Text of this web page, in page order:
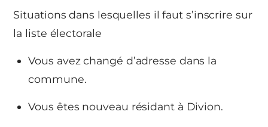
Situations dans lesquelles il faut s’inscrire sur
la liste électorale
Vous avez changé d’adresse dans la
commune.
Vous êtes nouveau résidant à Divion.